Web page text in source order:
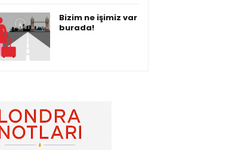
Bizim ne işimiz var
burada!